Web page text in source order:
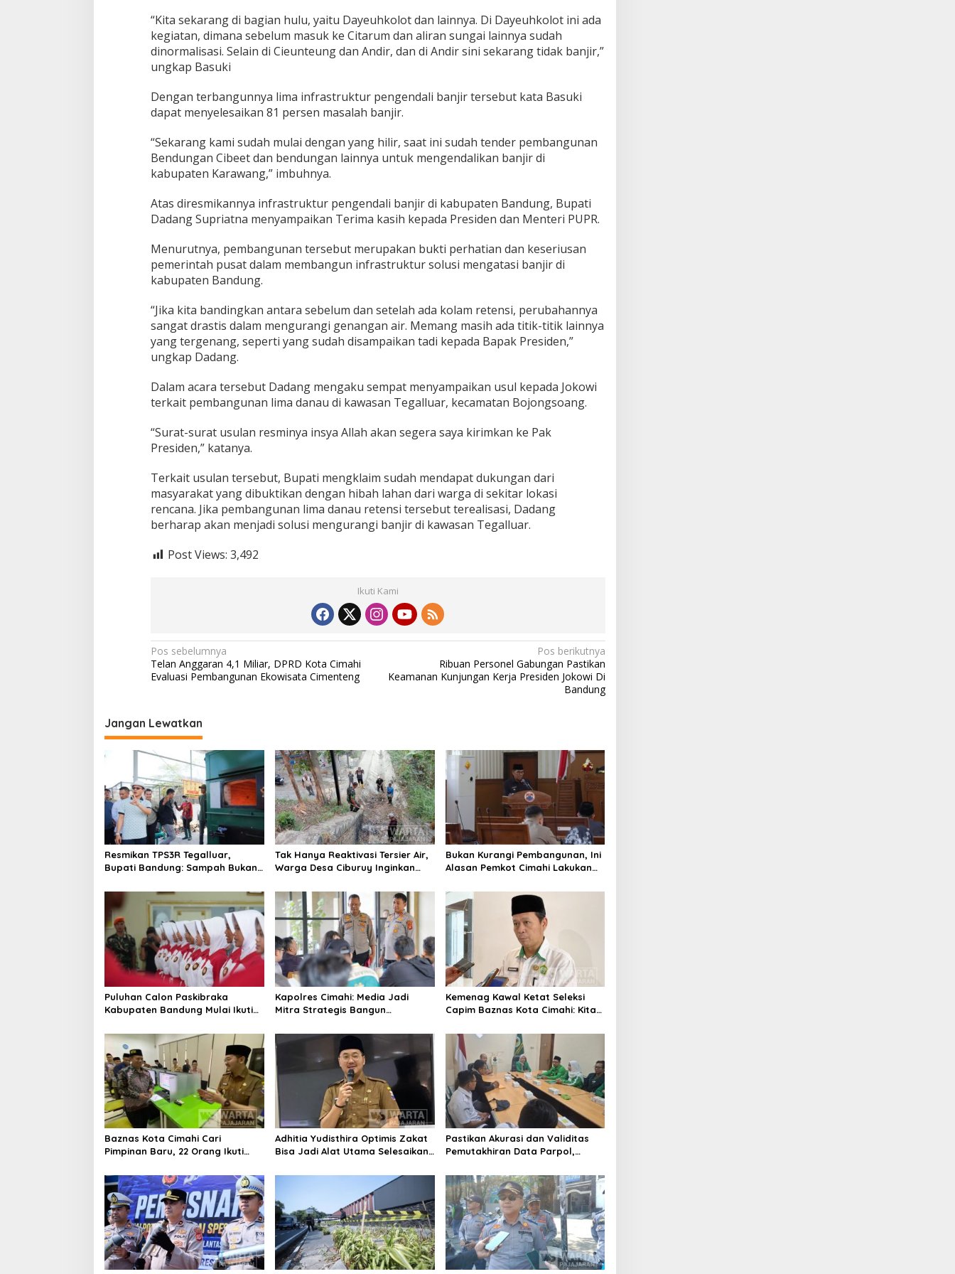
“Kita sekarang di bagian hulu, yaitu Dayeuhkolot dan lainnya. Di Dayeuhkolot ini ada
kegiatan, dimana sebelum masuk ke Citarum dan aliran sungai lainnya sudah
dinormalisasi. Selain di Cieunteung dan Andir, dan di Andir sini sekarang tidak banjir,”
ungkap Basuki
Dengan terbangunnya lima infrastruktur pengendali banjir tersebut kata Basuki
dapat menyelesaikan 81 persen masalah banjir.
“Sekarang kami sudah mulai dengan yang hilir, saat ini sudah tender pembangunan
Bendungan Cibeet dan bendungan lainnya untuk mengendalikan banjir di
kabupaten Karawang,” imbuhnya.
Atas diresmikannya infrastruktur pengendali banjir di kabupaten Bandung, Bupati
Dadang Supriatna menyampaikan Terima kasih kepada Presiden dan Menteri PUPR.
Menurutnya, pembangunan tersebut merupakan bukti perhatian dan keseriusan
pemerintah pusat dalam membangun infrastruktur solusi mengatasi banjir di
kabupaten Bandung.
“Jika kita bandingkan antara sebelum dan setelah ada kolam retensi, perubahannya
sangat drastis dalam mengurangi genangan air. Memang masih ada titik-titik lainnya
yang tergenang, seperti yang sudah disampaikan tadi kepada Bapak Presiden,”
ungkap Dadang.
Dalam acara tersebut Dadang mengaku sempat menyampaikan usul kepada Jokowi
terkait pembangunan lima danau di kawasan Tegalluar, kecamatan Bojongsoang.
“Surat-surat usulan resminya insya Allah akan segera saya kirimkan ke Pak
Presiden,” katanya.
Terkait usulan tersebut, Bupati mengklaim sudah mendapat dukungan dari
masyarakat yang dibuktikan dengan hibah lahan dari warga di sekitar lokasi
rencana. Jika pembangunan lima danau retensi tersebut terealisasi, Dadang
berharap akan menjadi solusi mengurangi banjir di kawasan Tegalluar.
Post Views: 3,492
Ikuti Kami
N
a
i
g
a
s
i
p
o
s
Pos sebelumnya
Telan Anggaran 4,1 Miliar, DPRD Kota Cimahi
Evaluasi Pembangunan Ekowisata Cimenteng
Pos berikutnya
Ribuan Personel Gabungan Pastikan
Keamanan Kunjungan Kerja Presiden Jokowi Di
Bandung
Jangan Lewatkan
Resmikan TPS3R Tegalluar,
Bupati Bandung: Sampah Bukan
Tak Hanya Reaktivasi Tersier Air,
Warga Desa Ciburuy Inginkan
Bukan Kurangi Pembangunan, Ini
Alasan Pemkot Cimahi Lakukan
Puluhan Calon Paskibraka
Kabupaten Bandung Mulai Ikuti
Kapolres Cimahi: Media Jadi
Mitra Strategis Bangun
Kemenag Kawal Ketat Seleksi
Capim Baznas Kota Cimahi: Kita
Berintegritas
Baznas Kota Cimahi Cari
Pimpinan Baru, 22 Orang Ikuti
Adhitia Yudisthira Optimis Zakat
Bisa Jadi Alat Utama Selesaikan
Pastikan Akurasi dan Validitas
Pemutakhiran Data Parpol,
Pengawasan